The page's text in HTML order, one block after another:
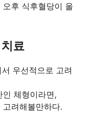
후 식후혈당이 올
료
우선적으로 고려
체형이라면,
려해볼만하다.